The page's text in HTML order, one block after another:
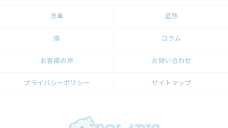
洗車 遮熱
傷 コラム
お客様の声 お問い合わせ
プライバシーポリシー サイトマップ